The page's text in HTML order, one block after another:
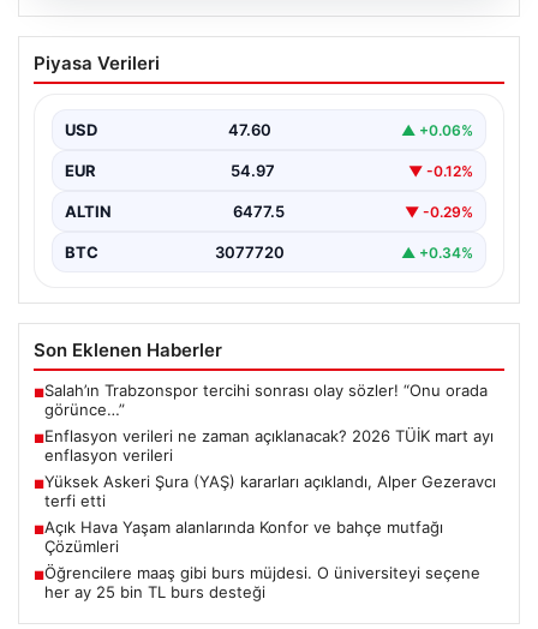
05.08.2026
Enflasyon verileri ne zaman
açıklanacak? 2026 TÜİK mart ayı
Piyasa Verileri
USD 47.60 ▲ +0.06%
EUR 54.97 ▼ -0.12%
ALTIN 6477.5 ▼ -0.29%
BTC 3077720 ▲ +0.34%
Son Eklenen Haberler
■Salah’ın Trabzonspor tercihi sonrası olay sözler! “Onu orada
görünce…”
■Enflasyon verileri ne zaman açıklanacak? 2026 TÜİK mart ayı
enflasyon verileri
■Yüksek Askeri Şura (YAŞ) kararları açıklandı, Alper Gezeravcı
terfi etti
■Açık Hava Yaşam alanlarında Konfor ve bahçe mutfağı
Çözümleri
■Öğrencilere maaş gibi burs müjdesi. O üniversiteyi seçene
her ay 25 bin TL burs desteği